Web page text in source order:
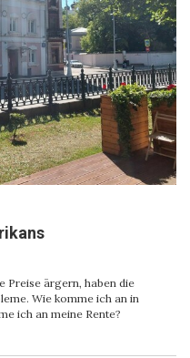
Preise ärgern, haben die
Wie komme ich an in
ich an meine Rente?